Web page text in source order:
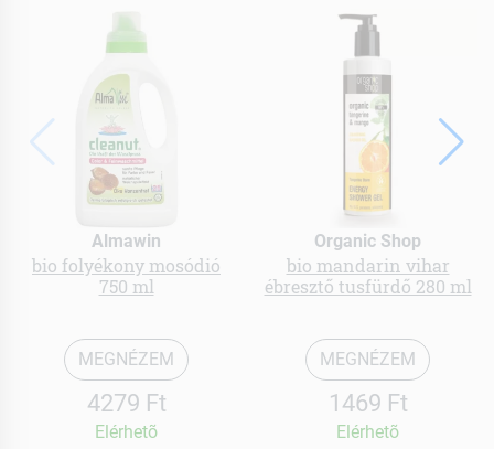
Almawin
bio folyékony mosódió
750 ml
MEGNÉZEM
4279 Ft
Elérhetõ
Organic Shop
bio mandarin vihar
ébresztő tusfürdő 280 ml
MEGNÉZEM
1469 Ft
Elérhetõ